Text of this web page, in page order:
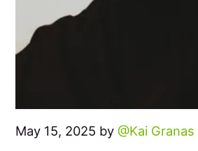
May 15, 2025 by Kai Granas